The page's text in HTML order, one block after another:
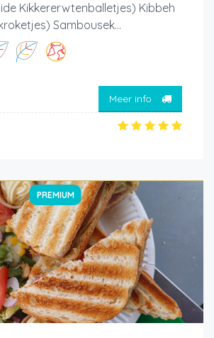
Kikkererwtenballetjes) Kibbeh
Sambousek...
Meer info
PREMIUM